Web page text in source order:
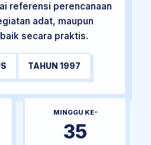
referensi perencanaan
adat, maupun
secara praktis.
TAHUN 1997
MINGGU KE-
35